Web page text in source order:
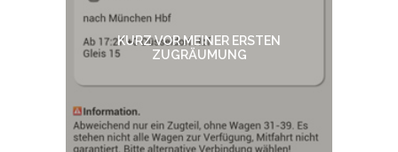
KURZ VOR MEINER ERSTEN
ZUGRÄUMUNG